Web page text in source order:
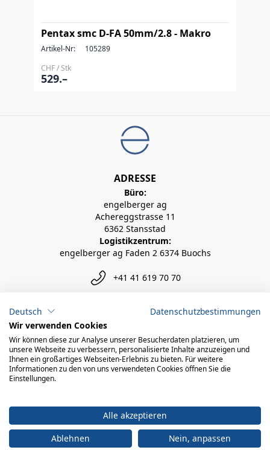
Pentax smc D-FA 50mm/2.8 - Makro
Artikel-Nr:
105289
CHF / Stk
529.–
ADRESSE
Büro:
engelberger ag
Achereggstrasse 11
6362 Stansstad
Logistikzentrum:
engelberger ag Faden 2 6374 Buochs
+41 41 619 70 70
info@engelberger.ch
© 2026 engelberger ag
Deutsch
Datenschutzbestimmungen
Wir verwenden Cookies
Wir können diese zur Analyse unserer Besucherdaten platzieren, um
unsere Webseite zu verbessern, personalisierte Inhalte anzuzeigen und
Ihnen ein großartiges Webseiten-Erlebnis zu bieten. Für weitere
Informationen zu den von uns verwendeten Cookies öffnen Sie die
Einstellungen.
Alle akzeptieren
Ablehnen
Nein, anpassen